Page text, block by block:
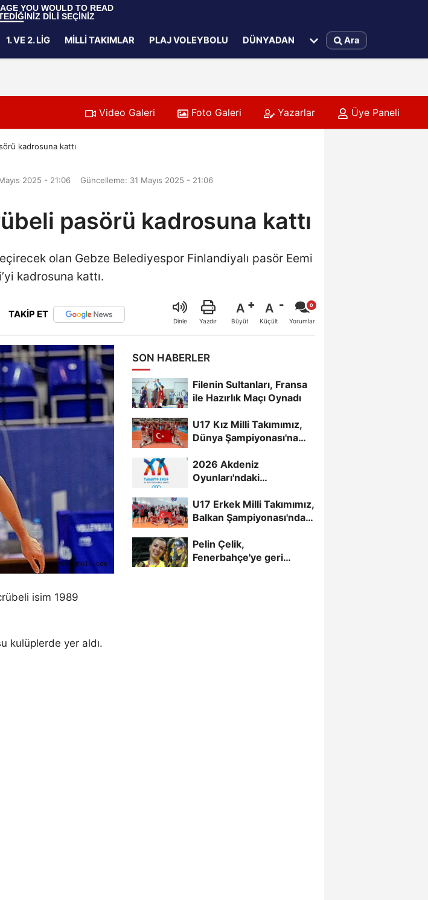
YOU WOULD TO READ
DİLİ SEÇİNİZ
1. VE 2. LIG MILLI TAKIMLAR PLAJ VOLEYBOLU DÜNYADAN Ara
Video Galeri Foto Galeri Yazarlar Üye Paneli
kadrosuna kattı
2025 - 21:06 Güncelleme: 31 Mayıs 2025 - 21:06
pasörü kadrosuna kattı
olan Gebze Belediyespor Finlandiyalı pasör Eemi
kadrosuna kattı.
TAKİP ET
Dinle Yazdır
A
Büyüt
A
Küçült Yorumlar
isim 1989
kulüplerde yer aldı.
SON HABERLER
Filenin Sultanları, Fransa
ile Hazırlık Maçı Oynadı
U17 Kız Milli Takımımız,
Dünya Şampiyonası'na
2026 Akdeniz
Oyunları'ndaki
U17 Erkek Milli Takımımız,
Balkan Şampiyonası'nda
Pelin Çelik,
Fenerbahçe'ye geri